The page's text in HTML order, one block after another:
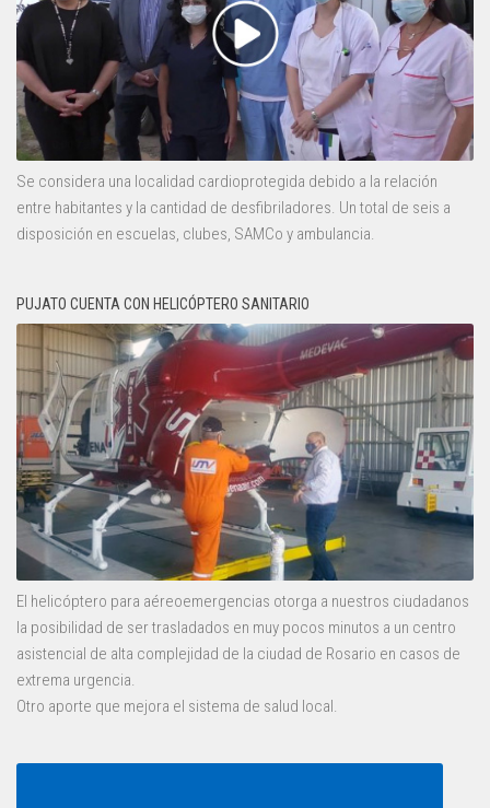
Se considera una localidad cardioprotegida debido a la relación
entre habitantes y la cantidad de desfibriladores. Un total de seis a
disposición en escuelas, clubes, SAMCo y ambulancia.
PUJATO CUENTA CON HELICÓPTERO SANITARIO
El helicóptero para aéreoemergencias otorga a nuestros ciudadanos
la posibilidad de ser trasladados en muy pocos minutos a un centro
asistencial de alta complejidad de la ciudad de Rosario en casos de
extrema urgencia.
Otro aporte que mejora el sistema de salud local.